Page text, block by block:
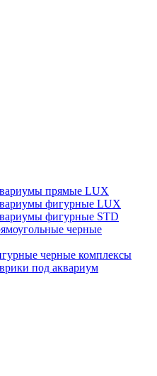
прямые LUX
фигурные LUX
фигурные STD
черные
черные комплексы
под аквариум